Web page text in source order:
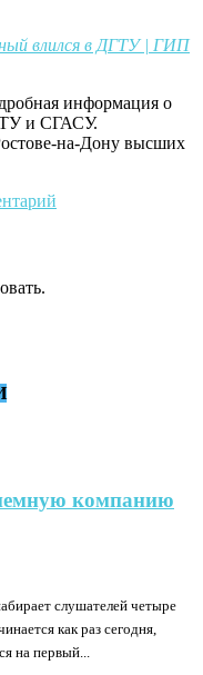
влился в ДГТУ | ГИП
информация о
и СГАСУ.
на-Дону высших
компанию
слушателей четыре
как раз сегодня,
на первый...